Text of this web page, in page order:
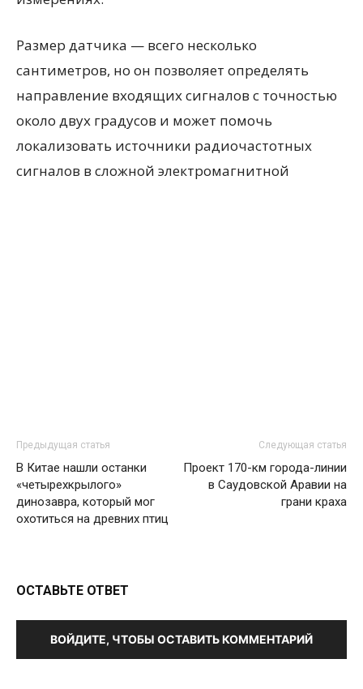
Размер датчика — всего несколько
сантиметров, но он позволяет определять
направление входящих сигналов с точностью
около двух градусов и может помочь
локализовать источники радиочастотных
сигналов в сложной электромагнитной
Предыдущая статья
В Китае нашли останки
«четырехкрылого»
динозавра, который мог
охотиться на древних птиц
Следующая статья
Проект 170-км города-линии
в Саудовской Аравии на
грани краха
ОСТАВЬТЕ ОТВЕТ
ВОЙДИТЕ, ЧТОБЫ ОСТАВИТЬ КОММЕНТАРИЙ